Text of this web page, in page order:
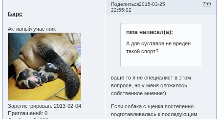
Поделиться 255
2015-03-25
22:55:02
Барс
Активный участник
Зарегистрирован: 2013-02-04
Приглашений: 0
nina написал(а):
А для суставов не вреден
такой спорт?
ваще то я не специалист в этом
вопросе, но у меня сложилось
собственное мнение:)
Если собака с щенка постепенно
подготавливалась к последующим